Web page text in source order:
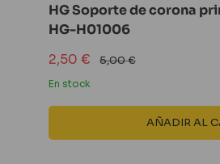
HG Soporte de corona
HG-H01006
Precio
de
venta
2,50 € Precio
habitual
5,00 €
En stock
AÑADIR AL